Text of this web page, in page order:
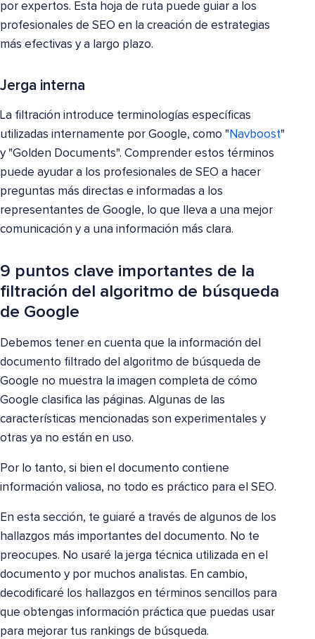
por expertos. Esta hoja de ruta puede guiar a los
profesionales de SEO en la creación de estrategias
más efectivas y a largo plazo.
Jerga interna
La filtración introduce terminologías específicas
utilizadas internamente por Google, como " Navboost"
y "Golden Documents". Comprender estos términos
puede ayudar a los profesionales de SEO a hacer
preguntas más directas e informadas a los
representantes de Google, lo que lleva a una mejor
comunicación y a una información más clara.
9 puntos clave importantes de la
filtración del algoritmo de búsqueda
de Google
Debemos tener en cuenta que la información del
documento filtrado del algoritmo de búsqueda de
Google no muestra la imagen completa de cómo
Google clasifica las páginas. Algunas de las
características mencionadas son experimentales y
otras ya no están en uso.
Por lo tanto, si bien el documento contiene
información valiosa, no todo es práctico para el SEO.
En esta sección, te guiaré a través de algunos de los
hallazgos más importantes del documento. No te
preocupes. No usaré la jerga técnica utilizada en el
documento y por muchos analistas. En cambio,
decodificaré los hallazgos en términos sencillos para
que obtengas información práctica que puedas usar
para mejorar tus rankings de búsqueda.